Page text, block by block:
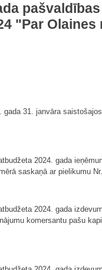
"Par
31. janvāra
2024. gada
saskaņā ar pielikumu
2024. gada
komersantu pašu